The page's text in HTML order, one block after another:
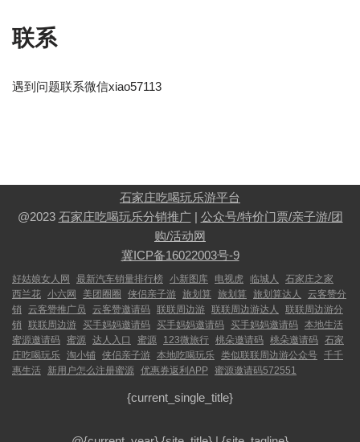
联系
遇到问题联系微信xiao57113
石家庄吃喝玩乐游平台
@2023 石家庄吃喝玩乐分销推广| 公众号/特价门票/亲子游/团
购/活动网
冀ICP备16022003号-9
好姑娘女人网 最新汽车销量排行榜 小新图库 电视虎 临城人
石家庄之家
西兰花 小六网 美团圈圈 侠侣亲子游 旅划算 旅划算 旅划算达人
云客赞分
销
云客赞推广员 云客赞邀请码 联联周边游 联联周边游达人
联联周边游分
销
联联周边游 买手妈妈邀请码 买手妈妈邀请码 买手妈妈邀请码 本地生活
蜜源邀请码 蜜源 达人入口 蜜源 123微旅行 桃朵邀请码 桃朵邀请码 石家
庄吃喝玩乐 淘小铺 侠侣亲子游 本地吃喝玩乐 类似联联周边游公众号 千千
惠生活
新用户怎么注册蜜源 优惠券返利APP 蜜源邀请码572551
{current_single_title}